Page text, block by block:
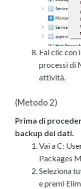
Fai clic con
processi di
attività.
(Metodo 2)
Prima di
backup dei dati.
Vai a C:
Packages
Seleziona
e premi